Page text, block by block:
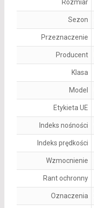
Rozmiar
Sezon
Przeznaczenie
Producent
Klasa
Model
Etykieta UE
Indeks nośności
Indeks prędkości
Wzmocnienie
Rant ochronny
Oznaczenia